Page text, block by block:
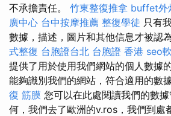
不承擔責任。 竹東整復推拿 buffet外
廣中心 台中按摩推薦 整復學徒 只有
數據，描述，圖片和其他信息才被認
式整復 台胞證台北 台胞證 香港 seo
提供了用於使用我們網站的個人數據
能夠識別我們的網站，符合適用的數
復 筋膜 您可以在此處閱讀我們的數
何，我們去了歐洲的v.ros，我們到處